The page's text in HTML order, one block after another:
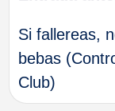
de
Si fallereas,
bebas
Club)